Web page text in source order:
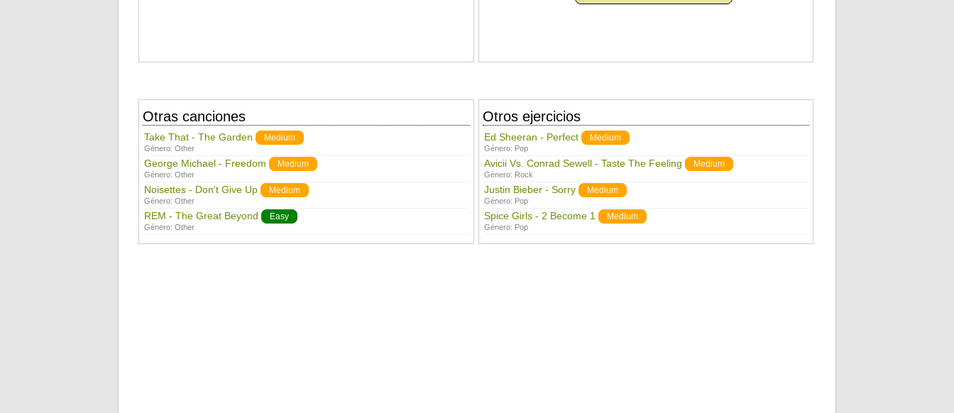
Otras canciones
Take That - The Garden Medium
Género: Other
George Michael - Freedom Medium
Género: Other
Noisettes - Don't Give Up Medium
Género: Other
REM - The Great Beyond Easy
Género: Other
Otros ejercicios
Ed Sheeran - Perfect Medium
Género: Pop
Avicii Vs. Conrad Sewell - Taste The Feeling Medium
Género: Rock
Justin Bieber - Sorry Medium
Género: Pop
Spice Girls - 2 Become 1 Medium
Género: Pop